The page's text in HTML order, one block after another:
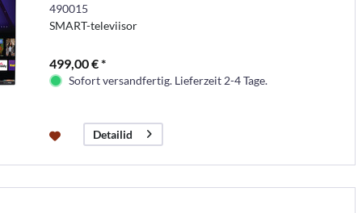
490015
SMART-televiisor
499,00 € *
Sofort versandfertig. Lieferzeit 2-4 Tage.
Detailid